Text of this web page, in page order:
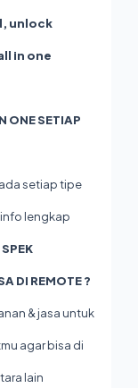
unlock
in one
ONE SETIAP
setiap tipe
lengkap
DI REMOTE ?
& jasa untuk
agar bisa di
lain